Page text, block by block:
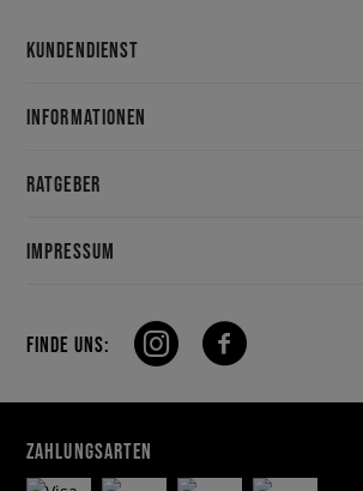
KUNDENDIENST
INFORMATIONEN
RATGEBER
IMPRESSUM
FINDE UNS:
ZAHLUNGSARTEN